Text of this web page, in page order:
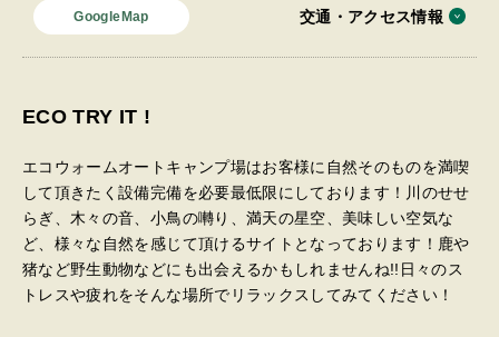
GoogleMap 交通・アクセス情報
ECO TRY IT !
エコウォームオートキャンプ場はお客様に自然そのものを満喫
して頂きたく設備完備を必要最低限にしております！川のせせ
らぎ、木々の音、小鳥の囀り、満天の星空、美味しい空気な
ど、様々な自然を感じて頂けるサイトとなっております！鹿や
猪など野生動物などにも出会えるかもしれませんね!!日々のス
トレスや疲れをそんな場所でリラックスしてみてください！